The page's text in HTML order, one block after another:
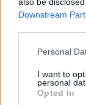
Downstream
Please note
not limited to
grant or deny
use your data
Personal
I want to
personal
Opted In
crescente
l’evoluzione
Infine, la